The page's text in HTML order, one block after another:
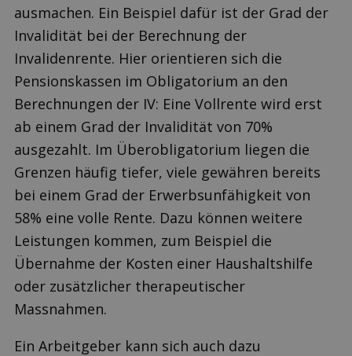
ausmachen. Ein Beispiel dafür ist der Grad der
Invalidität bei der Berechnung der
Invalidenrente. Hier orientieren sich die
Pensionskassen im Obligatorium an den
Berechnungen der IV: Eine Vollrente wird erst
ab einem Grad der Invalidität von 70%
ausgezahlt. Im Überobligatorium liegen die
Grenzen häufig tiefer, viele gewähren bereits
bei einem Grad der Erwerbsunfähigkeit von
58% eine volle Rente. Dazu können weitere
Leistungen kommen, zum Beispiel die
Übernahme der Kosten einer Haushaltshilfe
oder zusätzlicher therapeutischer
Massnahmen.
Ein Arbeitgeber kann sich auch dazu